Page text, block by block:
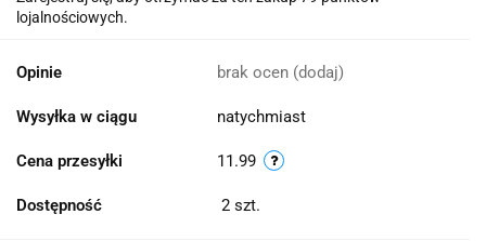
lojalnościowych.
Opinie brak ocen (dodaj)
Wysyłka w ciągu natychmiast
Cena przesyłki 11.99
Dostępność 2 szt.